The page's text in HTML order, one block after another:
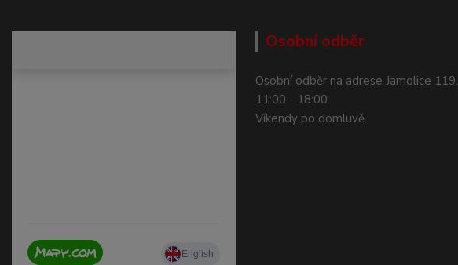
Osobní odběr
Osobní odběr na adrese Jamolice 119.
11:00 - 18:00.
Víkendy po domluvě.